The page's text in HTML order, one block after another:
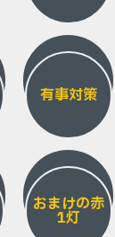
有事対策
おまけの赤
1灯